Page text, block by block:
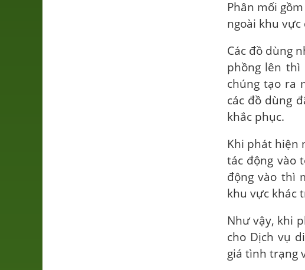
Phân mối
ngoài khu
Các đồ dùng
phồng lên
chúng tạo ra
các đồ dùng
khắc phục.
Khi phát hiện
tác động vào
động vào thì
khu vực khác
Như vậy, khi
cho Dịch vụ
giá tình trạng